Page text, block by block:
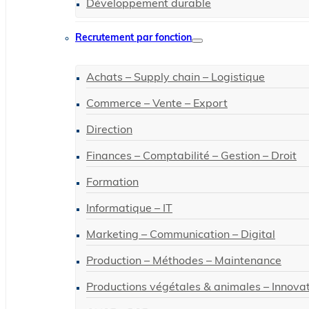
Développement durable
Recrutement par fonction
Achats – Supply chain – Logistique
Commerce – Vente – Export
Direction
Finances – Comptabilité – Gestion – Droit
Formation
Informatique – IT
Marketing – Communication – Digital
Production – Méthodes – Maintenance
Productions végétales & animales –